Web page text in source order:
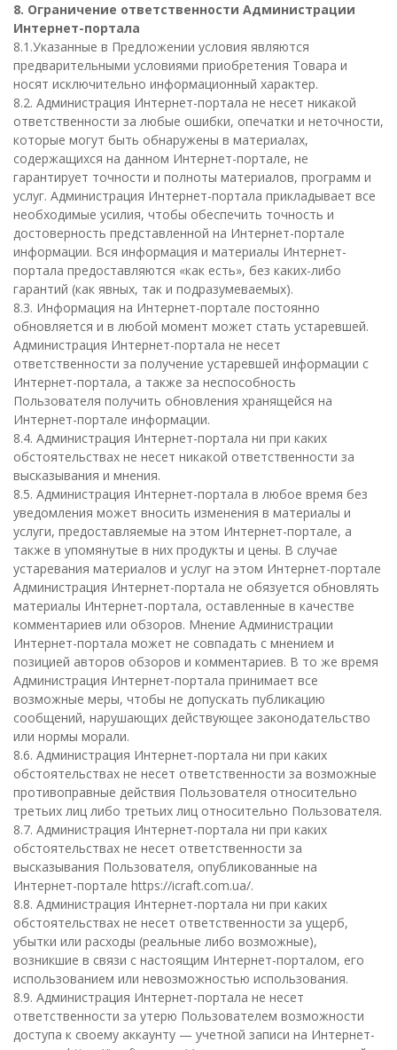
8. Ограничение ответственности Администрации
Интернет-портала
8.1.Указанные в Предложении условия являются
предварительными условиями приобретения Товара и
носят исключительно информационный характер.
8.2. Администрация Интернет-портала не несет никакой
ответственности за любые ошибки, опечатки и неточности,
которые могут быть обнаружены в материалах,
содержащихся на данном Интернет-портале, не
гарантирует точности и полноты материалов, программ и
услуг. Администрация Интернет-портала прикладывает все
необходимые усилия, чтобы обеспечить точность и
достоверность представленной на Интернет-портале
информации. Вся информация и материалы Интернет-
портала предоставляются «как есть», без каких-либо
гарантий (как явных, так и подразумеваемых).
8.3. Информация на Интернет-портале постоянно
обновляется и в любой момент может стать устаревшей.
Администрация Интернет-портала не несет
ответственности за получение устаревшей информации с
Интернет-портала, а также за неспособность
Пользователя получить обновления хранящейся на
Интернет-портале информации.
8.4. Администрация Интернет-портала ни при каких
обстоятельствах не несет никакой ответственности за
высказывания и мнения.
8.5. Администрация Интернет-портала в любое время без
уведомления может вносить изменения в материалы и
услуги, предоставляемые на этом Интернет-портале, а
также в упомянутые в них продукты и цены. В случае
устаревания материалов и услуг на этом Интернет-портале
Администрация Интернет-портала не обязуется обновлять
материалы Интернет-портала, оставленные в качестве
комментариев или обзоров. Мнение Администрации
Интернет-портала может не совпадать с мнением и
позицией авторов обзоров и комментариев. В то же время
Администрация Интернет-портала принимает все
возможные меры, чтобы не допускать публикацию
сообщений, нарушающих действующее законодательство
или нормы морали.
8.6. Администрация Интернет-портала ни при каких
обстоятельствах не несет ответственности за возможные
противоправные действия Пользователя относительно
третьих лиц либо третьих лиц относительно Пользователя.
8.7. Администрация Интернет-портала ни при каких
обстоятельствах не несет ответственности за
высказывания Пользователя, опубликованные на
Интернет-портале https://icraft.com.ua/.
8.8. Администрация Интернет-портала ни при каких
обстоятельствах не несет ответственности за ущерб,
убытки или расходы (реальные либо возможные),
возникшие в связи с настоящим Интернет-порталом, его
использованием или невозможностью использования.
8.9. Администрация Интернет-портала не несет
ответственности за утерю Пользователем возможности
доступа к своему аккаунту — учетной записи на Интернет-